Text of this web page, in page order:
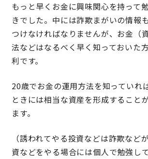
もっと早くお金に興味関心を持って
きでした。中には詐欺まがいの情報
つけなければなりませんが、お金（
法などはなるべく早く知っておいた
利です。
20歳でお金の運用方法を知っていれ
ときには相当な資産を形成すること
ます。
（誘われてやる投資などは詐欺など
資などをやる場合には個人で勉強し